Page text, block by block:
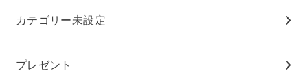
カテゴリー未設定
プレゼント